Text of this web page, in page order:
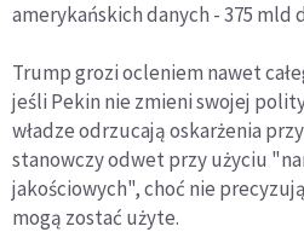
amerykańskich danych - 375 mld
Trump grozi ocleniem nawet
jeśli Pekin nie zmieni swojej
władze odrzucają oskarżenia
stanowczy odwet przy użyciu
jakościowych", choć nie
mogą zostać użyte.